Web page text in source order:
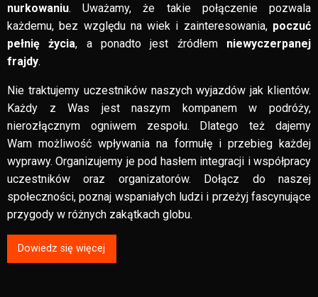
nurkowaniu. Uważamy, że takie połączenie pozwala
każdemu, bez względu na wiek i zainteresowania,poczuć
pełnię życia, a ponadto jest źródłem niewyczerpanej
frajdy.
Nie traktujemy uczestników naszych wyjazdów jak klientów.
Każdy z Was jest naszym kompanem w podróży,
nierozłącznym ogniwem zespołu. Dlatego też dajemy
Wam możliwość wpływania na formułę i przebieg każdej
wyprawy. Organizujemy je pod hasłem integracji i współpracy
uczestników oraz organizatorów. Dołącz do naszej
społeczności, poznaj wspaniałych ludzi i przeżyj fascynujące
przygody w różnych zakątkach globu.
Dowiedz się więcej